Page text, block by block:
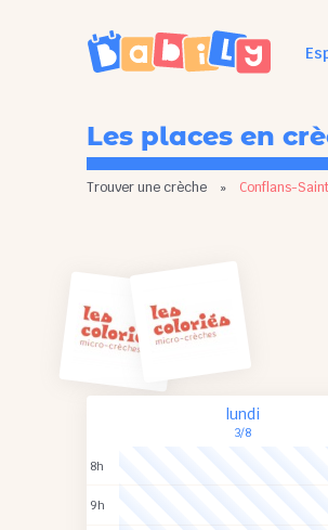
Les places en
Trouver une crèche » Conflans-
lundi
3/8
8h
9h